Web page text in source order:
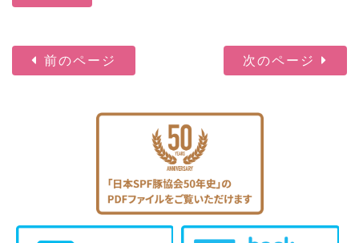
前のページ 次のページ